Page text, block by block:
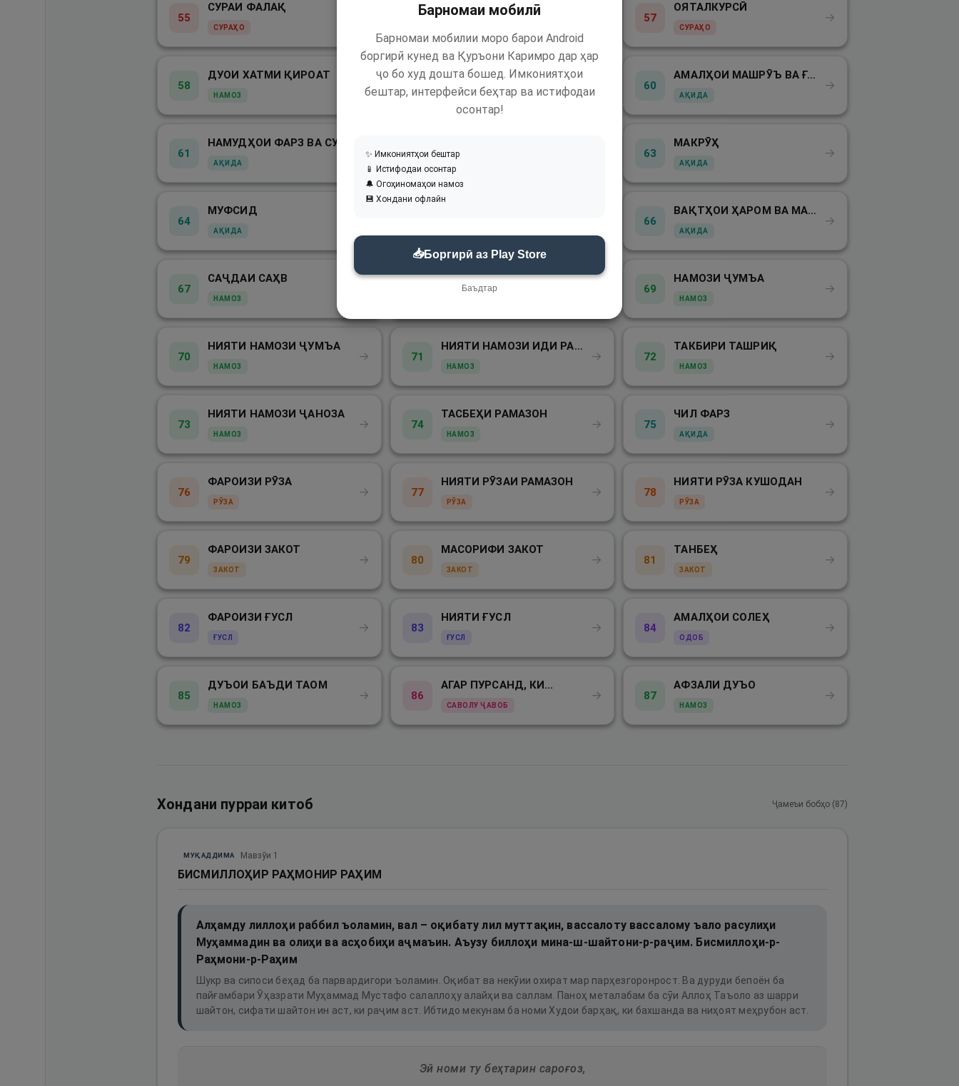
55
СУРАИ ФАЛАҚ
СУРАҲО
56
СУРАИ НОС
57
ОЯТАЛКУРСӢ
СУРАҲО
→
58
ДУОИ ХАТМИ ҚИРОАТ
НАМОЗ
→
ДУЪОИ БАЪДИ ҚИРОАТ
НАМОЗ
60
АМАЛҲОИ МАШРӮЪ ВА ҒАЙРИ МАШРӮЪ
АҚИДА
→
61
АҚИДА
→ 62 63
МАКРӮҲ
АҚИДА
→
64
МУФСИД
АҚИДА
66
ВАҚТҲОИ ҲАРОМ ВА МАКРӮҲ
АҚИДА
→
67
САҶДАИ САҲВ
НАМОЗ
САҶДАИ ТИЛОВАТ
69
НАМОЗИ ҶУМЪА
НАМОЗ
→
70
НИЯТИ НАМОЗИ ҶУМЪА
НАМОЗ
→ 71
НИЯТИ НАМОЗИ ИДИ РАМАЗОН
НАМОЗ
→ 72
ТАКБИРИ ТАШРИҚ
НАМОЗ
→
73
НИЯТИ НАМОЗИ ҶАНОЗА
НАМОЗ
→ 74
ТАСБЕҲИ РАМАЗОН
НАМОЗ
→ 75
ЧИЛ ФАРЗ
АҚИДА
→
76
ФАРОИЗИ РӮЗА
РӮЗА
→ 77
НИЯТИ РӮЗАИ РАМАЗОН
РӮЗА
→ 78
НИЯТИ РӮЗА КУШОДАН
РӮЗА
→
79
ФАРОИЗИ ЗАКОТ
ЗАКОТ
→ 80
МАСОРИФИ ЗАКОТ
ЗАКОТ
→ 81
ТАНБЕҲ
ЗАКОТ
→
82
ФАРОИЗИ ҒУСЛ
ҒУСЛ
→ 83
НИЯТИ ҒУСЛ
ҒУСЛ
→ 84
АМАЛҲОИ СОЛЕҲ
ОДОБ
→
85
ДУЪОИ БАЪДИ ТАОМ
НАМОЗ
→ 86
АГАР ПУРСАНД, КИ...
САВОЛУ ҶАВОБ
→ 87
АФЗАЛИ ДУЪО
НАМОЗ
→
Хондани пурраи китоб Ҷамеъи бобҳо (87)
МУҚАДДИМА Мавзӯи 1
БИСМИЛЛОҲИР РАҲМОНИР РАҲИМ
Алҳамду лиллоҳи раббил ъоламин, вал – оқибату лил муттақин, вассалоту вассалому ъало расулиҳи
Муҳаммадин ва олиҳи ва асҳобиҳи аҷмаъин. Аъузу биллоҳи мина-ш-шайтони-р-раҷим. Бисмиллоҳи-р-
Раҳмони-р-Раҳим
Шукр ва сипоси беҳад ба парвардигори ъоламин. Оқибат ва некӯии охират мар парҳезгоронрост. Ва дуруди бепоён ба
пайғамбари Ӯҳазрати Муҳаммад Мустафо салаллоҳу алайҳи ва саллам. Паноҳ металабам ба сӯи Аллоҳ Таъоло аз шарри
шайтон, сифати шайтон ин аст, ки раҷим аст. Ибтидо мекунам ба номи Худои барҳақ, ки бахшанда ва ниҳоят меҳрубон аст.
Эй номи ту беҳтарин сароғоз,
Барномаи мобилӣ
Барномаи мобилии моро барои Android
боргирӣ кунед ва Қуръони Каримро дар ҳар
ҷо бо худ дошта бошед. Имкониятҳои
бештар, интерфейси беҳтар ва истифодаи
осонтар!
✨ Имкониятҳои бештар
📱 Истифодаи осонтар
🔔 Огоҳиномаҳои намоз
💾 Хондани офлайн
📥Боргирӣ аз Play Store
Баъдтар